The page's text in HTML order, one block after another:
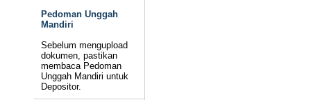
Pedoman Unggah
Mandiri
Sebelum mengupload
dokumen, pastikan
membaca Pedoman
Unggah Mandiri untuk
Depositor.